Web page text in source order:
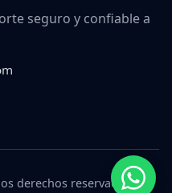
seguro y confiable a
derechos reservados.